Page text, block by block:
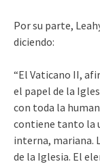
Por su parte,
diciendo:
“El Vaticano II,
el papel de la
con toda la
contiene tanto la
interna, mariana.
de la Iglesia. El